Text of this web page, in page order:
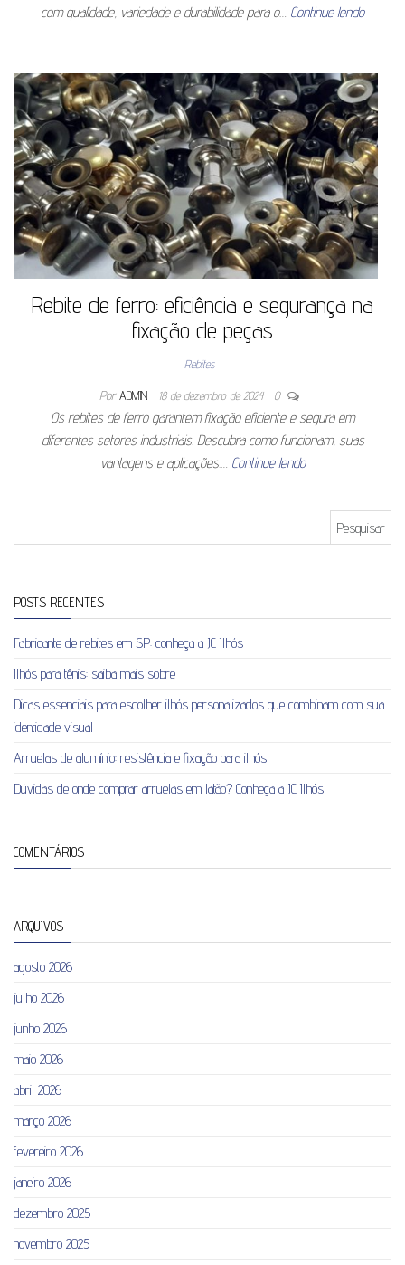
com qualidade, variedade e durabilidade para o… Continue lendo
Rebite de ferro: eficiência e segurança na
fixação de peças
Rebites
Por ADMIN 18 de dezembro de 2024 0
Os rebites de ferro garantem fixação eficiente e segura em
diferentes setores industriais. Descubra como funcionam, suas
vantagens e aplicações.… Continue lendo
POSTS RECENTES
Fabricante de rebites em SP: conheça a JC Ilhós
Ilhós para tênis: saiba mais sobre
Dicas essenciais para escolher ilhós personalizados que combinam com sua
identidade visual
Arruelas de alumínio: resistência e fixação para ilhós
Dúvidas de onde comprar arruelas em latão? Conheça a JC Ilhós
COMENTÁRIOS
ARQUIVOS
agosto 2026
julho 2026
junho 2026
maio 2026
abril 2026
março 2026
fevereiro 2026
janeiro 2026
dezembro 2025
novembro 2025